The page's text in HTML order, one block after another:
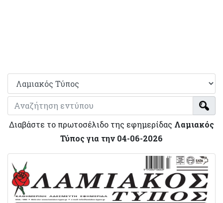
Διαβάστε το πρωτοσέλιδο της εφημερίδας Λαμιακός
Τύπος για την 04-06-2026